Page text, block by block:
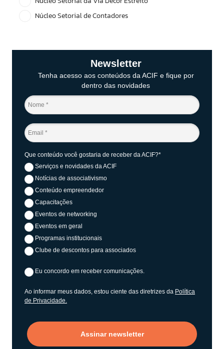
Núcleo Setorial de Contadores
Newsletter
Tenha acesso aos conteúdos da ACIF e fique por
dentro das novidades
Que conteúdo você gostaria de receber da ACIF?*
Serviços e novidades da ACIF
Notícias de associativismo
Conteúdo empreendedor
Capacitações
Eventos de networking
Eventos em geral
Programas institucionais
Clube de descontos para associados
Eu concordo em receber comunicações.
Ao informar meus dados, estou ciente das diretrizes da Política
de Privacidade.
Assinar newsletter